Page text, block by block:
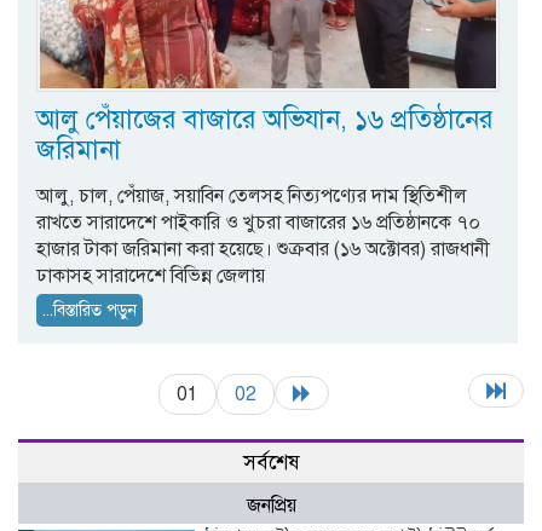
আলু পেঁয়াজের বাজারে অভিযান, ১৬ প্রতিষ্ঠানের
জরিমানা
আলু, চাল, পেঁয়াজ, সয়াবিন তেলসহ নিত্যপণ্যের দাম স্থিতিশীল
রাখতে সারাদেশে পাইকারি ও খুচরা বাজারের ১৬ প্রতিষ্ঠানকে ৭০
হাজার টাকা জরিমানা করা হয়েছে। শুক্রবার (১৬ অক্টোবর) রাজধানী
ঢাকাসহ সারাদেশে বিভিন্ন জেলায়
...বিস্তারিত পড়ুন
01 02
সর্বশেষ
জনপ্রিয়